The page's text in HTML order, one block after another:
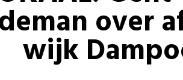
over
wijk